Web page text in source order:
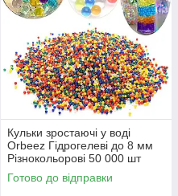
Кульки зростаючі у воді
Orbeez Гідрогелеві до 8 мм
Різнокольорові 50 000 шт
(00914)
Готово до відправки